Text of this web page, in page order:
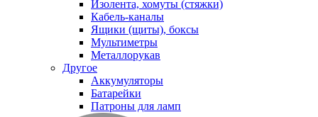
Изолента, хомуты (стяжки)
Кабель-каналы
Ящики (щиты), боксы
Мультиметры
Металлорукав
Другое
Аккумуляторы
Батарейки
Патроны для ламп